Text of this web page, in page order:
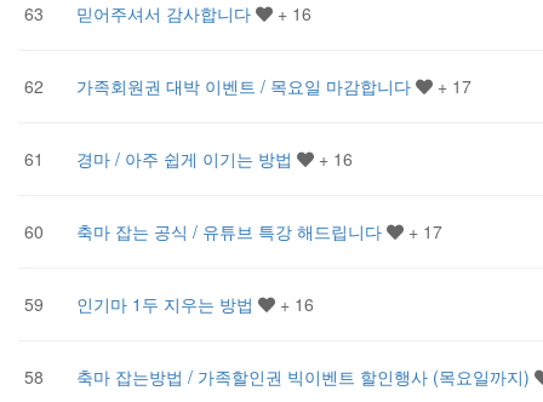
63 믿어주셔서 감사합니다 + 16
62 가족회원권 대박 이벤트 / 목요일 마감합니다 + 17
61 경마 / 아주 쉽게 이기는 방법 + 16
60 축마 잡는 공식 / 유튜브 특강 해드립니다 + 17
59 인기마 1두 지우는 방법 + 16
58 축마 잡는방법 / 가족할인권 빅이벤트 할인행사 (목요일까지)